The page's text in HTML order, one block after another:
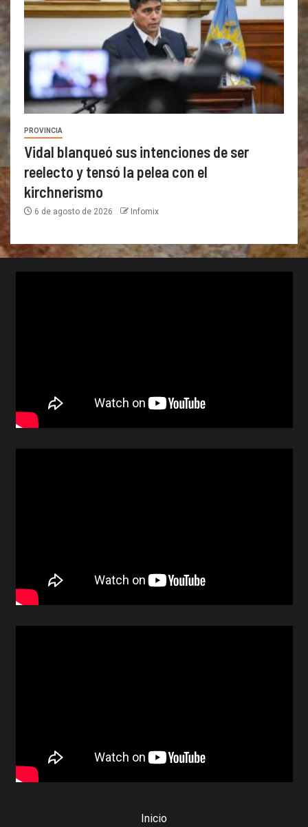
PROVINCIA
Vidal blanqueó sus intenciones de ser
reelecto y tensó la pelea con el
kirchnerismo
6 de agosto de 2026 Infomix
Inicio